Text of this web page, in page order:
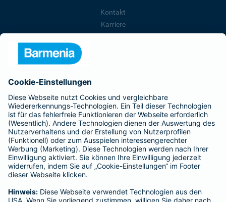
Kontakt
Karriere
Barmenia ist Teil der BarmeniaGothaer
BELIEBTE SEITEN
Kranken-Zusatzversicherung
Tierversicherungen
Haftpflichtversicherung
Hausratversicherung
Adresse ändern